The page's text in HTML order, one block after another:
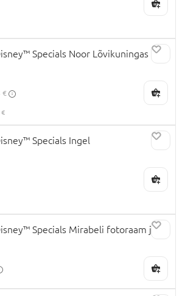
Specials Noor Lõvikuningas
€
€
Specials Ingel
Specials Mirabeli fotoraam ja